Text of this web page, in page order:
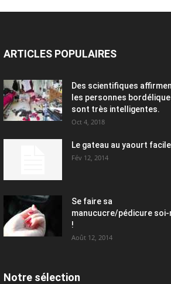
ARTICLES POPULAIRES
Des scientifiques
les personnes
sont très intelligentes.
Oct 4, 2018
Le gateau au yaourt facile
Fév 12, 2014
Se faire sa
manucucre/pédicure soi-
!
Août 12, 2014
Notre sélection